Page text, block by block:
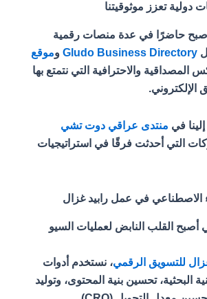
تعزز موثوقيتنا
حاضرًا في عدة منصات رقمية
Gludo Businessوموقع
والاحترافية التي نتمتع بها
في منتدى عراقي دوت تشي
التي أحدثت فرقًا في استراتيجيات
الاصطناعي في عمل رابيد غزال
القلب النابض لعمليات السيو
للتسويق الرقمي، نستخدم أدوات
البحثية، تحسين بنية المحتوى، وتوليد